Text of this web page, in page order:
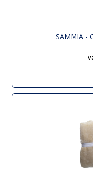
SAMMIA -